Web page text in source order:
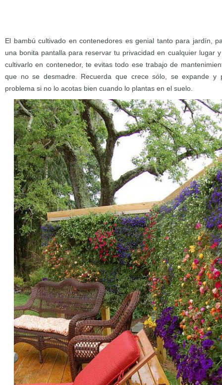
El bambú cultivado en contenedores es genial tanto para jardín,
una bonita pantalla para reservar tu privacidad en cualquier lugar
cultivarlo en contenedor, te evitas todo ese trabajo de
que no se desmadre. Recuerda que crece sólo, se expande y
problema si no lo acotas bien cuando lo plantas en el suelo.